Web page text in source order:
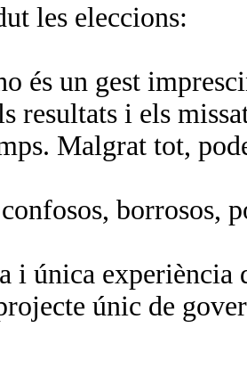
les eleccions:
és un gest
resultats i els
Malgrat tot,
borrosos,
i única experiència
únic de